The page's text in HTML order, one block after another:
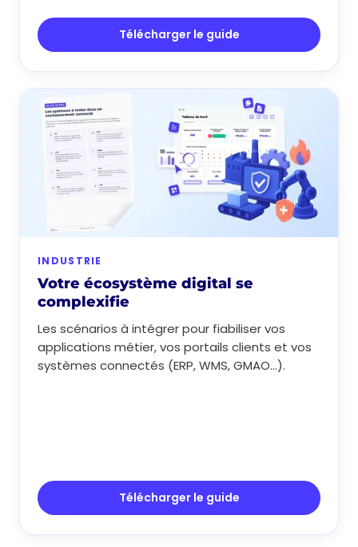
Télécharger le guide
INDUSTRIE
Votre écosystème digital se
complexifie
Les scénarios à intégrer pour fiabiliser vos
applications métier, vos portails clients et vos
systèmes connectés (ERP, WMS, GMAO...).
Télécharger le guide